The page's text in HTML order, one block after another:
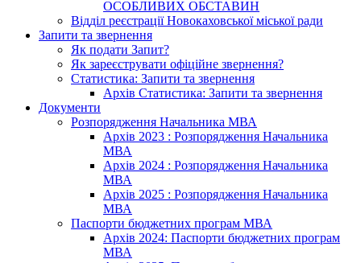
ОСОБЛИВИХ ОБСТАВИН
Відділ реєстрації Новокаховської міської ради
Запити та звернення
Як подати Запит?
Як зареєструвати офіційне звернення?
Статистика: Запити та звернення
Архів Статистика: Запити та звернення
Документи
Розпорядження Начальника МВА
Архів 2023 : Розпорядження Начальника
МВА
Архів 2024 : Розпорядження Начальника
МВА
Архів 2025 : Розпорядження Начальника
МВА
Паспорти бюджетних програм МВА
Архів 2024: Паспорти бюджетних програм
МВА